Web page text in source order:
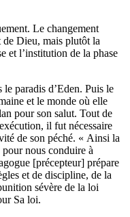
Le changement
de Dieu, mais plutôt la
et l’institution de la phase
paradis d’Eden. Puis le
et le monde où elle
pour son salut. Tout de
il fut nécessaire
de son péché. « Ainsi la
nous conduire à
[précepteur] prépare
et de discipline, de la
sévère de la loi
Sa loi.